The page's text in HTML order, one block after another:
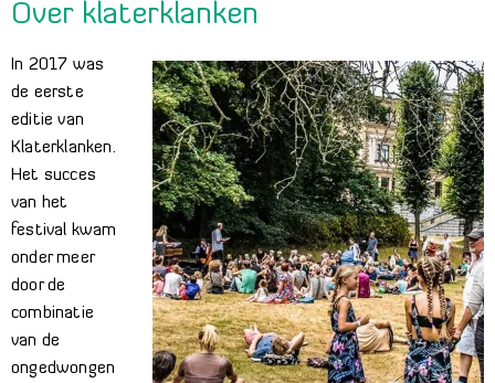
Over klaterklanken
In 2017 was
de eerste
editie van
Klaterklanken.
Het succes
van het
festival kwam
onder meer
door de
combinatie
van de
ongedwongen